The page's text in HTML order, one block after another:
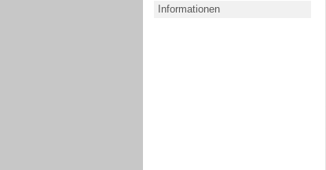
Informationen